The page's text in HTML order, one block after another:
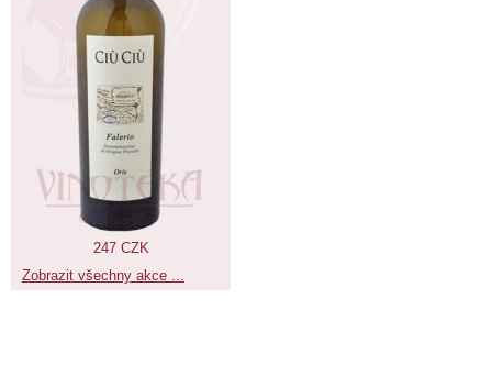
247 CZK
Zobrazit všechny akce ...